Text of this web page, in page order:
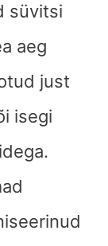
süvitsi
aeg
just
isegi